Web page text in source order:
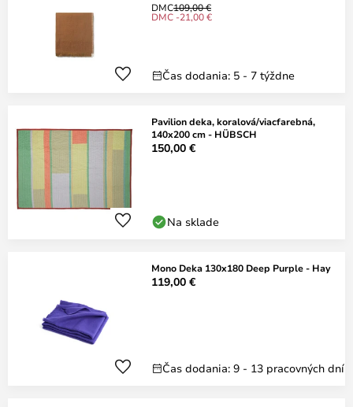
DMC109,00 €
DMC -21,00 €
Čas dodania: 5 - 7 týždne
Pavilion deka, koralová/viacfarebná,
140x200 cm - HÜBSCH
150,00 €
Na sklade
Mono Deka 130x180 Deep Purple - Hay
119,00 €
Čas dodania: 9 - 13 pracovných dní